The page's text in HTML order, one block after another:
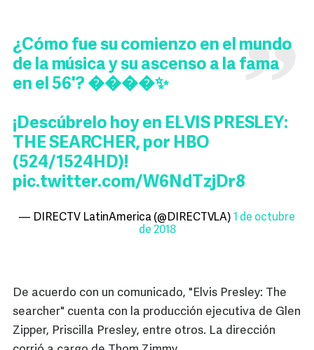
¿Cómo fue su comienzo en el mundo
de la música y su ascenso a la fama
en el 56'? ����✨
¡Descúbrelo hoy en ELVIS PRESLEY:
THE SEARCHER, por HBO
(524/1524HD)!
pic.twitter.com/W6NdTzjDr8
— DIRECTV LatinAmerica (@DIRECTVLA) 1 de octubre
de 2018
De acuerdo con un comunicado, "Elvis Presley: The
searcher" cuenta con la producción ejecutiva de Glen
Zipper, Priscilla Presley, entre otros. La dirección